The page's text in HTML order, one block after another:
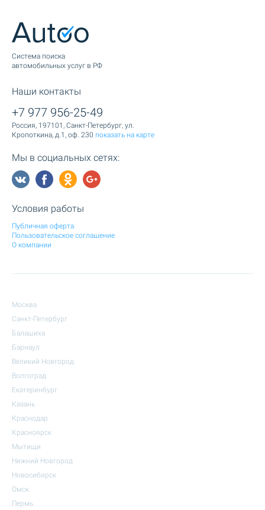
Cистема поиска
автомобильных услуг в РФ
Наши контакты
+7 977 956-25-49
Россия, 197101, Санкт-Петербург, ул.
Кропоткина, д.1, оф. 230 показать на карте
Мы в социальных сетях:
Условия работы
Публичная оферта
Пользовательское соглашение
О компании
Москва
Санкт-Петербург
Балашиха
Барнаул
Великий Новгород
Волгоград
Екатеринбург
Казань
Краснодар
Красноярск
Мытищи
Нижний Новгород
Новосибирск
Омск
Пермь